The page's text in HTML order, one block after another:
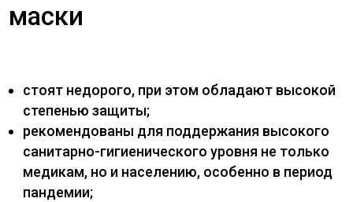
маски
стоят недорого, при этом обладают высокой
степенью защиты;
рекомендованы для поддержания высокого
санитарно-гигиенического уровня не только
медикам, но и населению, особенно в период
пандемии;